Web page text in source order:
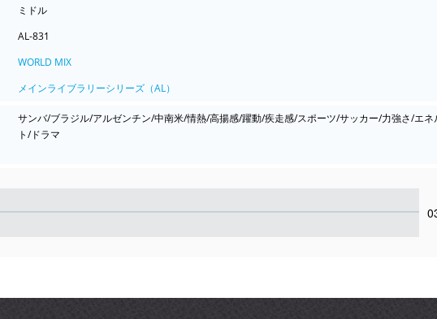
ミドル
AL-831
WORLD MIX
メインライブラリーシリーズ（AL）
サンバ/ブラジル/アルゼンチン/中南米/情熱/高揚感/躍動/疾走感/スポーツ/サッカー/力強さ/エ
ト/ドラマ